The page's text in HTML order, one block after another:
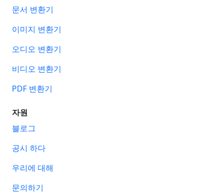
문서 변환기
이미지 변환기
오디오 변환기
비디오 변환기
PDF 변환기
자원
블로그
공시 하다
우리에 대해
문의하기